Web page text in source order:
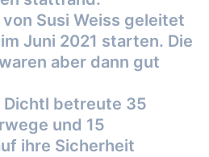
Susi Weiss geleitet
Juni 2021 starten. Die
aber dann gut
Dichtl betreute 35
und 15
ihre Sicherheit